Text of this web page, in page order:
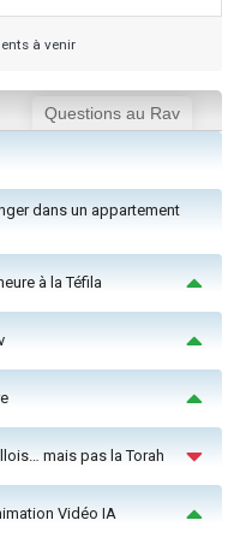
à venir
Questions au Rav
dans un appartement
à la Téfila
mais pas la Torah
Vidéo IA